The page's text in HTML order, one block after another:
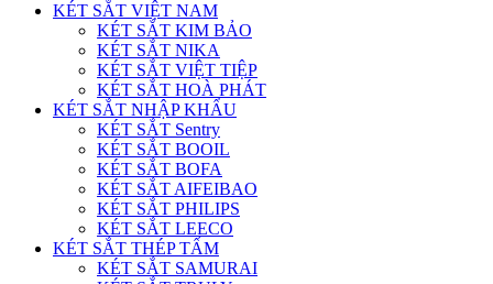
KÉT SẮT VIỆT NAM
KÉT SẮT KIM BẢO
KÉT SẮT NIKA
KÉT SẮT VIỆT TIỆP
KÉT SẮT HOÀ PHÁT
KÉT SẮT NHẬP KHẨU
KÉT SẮT Sentry
KÉT SẮT BOOIL
KÉT SẮT BOFA
KÉT SẮT AIFEIBAO
KÉT SẮT PHILIPS
KÉT SẮT LEECO
KÉT SẮT THÉP TẤM
KÉT SẮT SAMURAI